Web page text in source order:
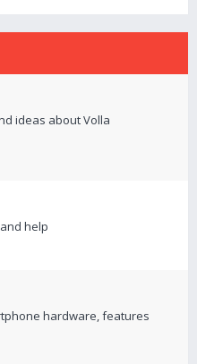
ideas about Volla
help
hardware, features